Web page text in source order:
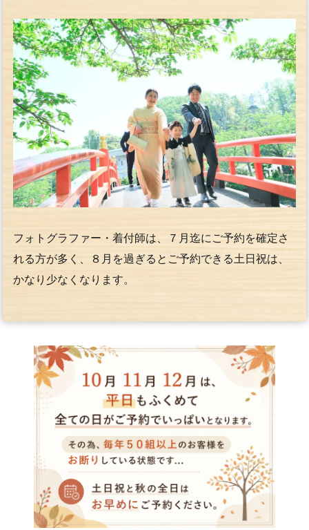
フォトグラファー・着付師は、７月迄にご予約を確定さ
れる方が多く、８月を過ぎるとご予約できる土日祝は、
かなり少なくなります。